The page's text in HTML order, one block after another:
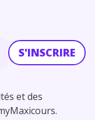
S'INSCRIRE
et des